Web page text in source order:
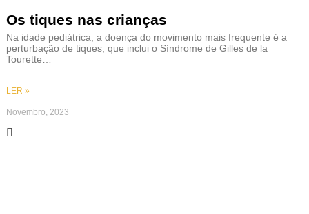
Os tiques nas crianças
Na idade pediátrica, a doença do movimento mais frequente é a
perturbação de tiques, que inclui o Síndrome de Gilles de la
Tourette…
LER »
Novembro, 2023